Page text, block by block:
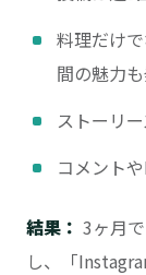
料理だけ
間の魅力
ストーリ
コメント
結果： 3ヶ月
し、「